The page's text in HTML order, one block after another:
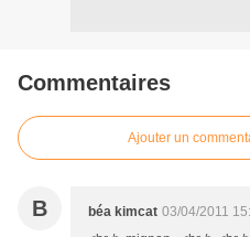
Commentaires
Ajouter un
B béa kimcat 03/04/2011